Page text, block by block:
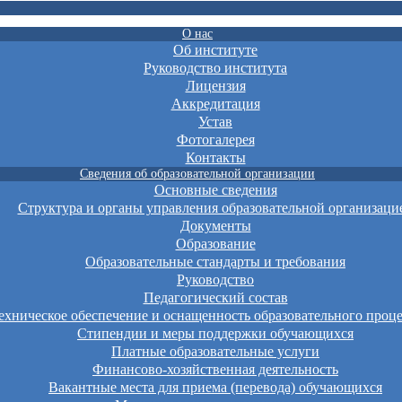
О нас
Об институте
Руководство института
Лицензия
Аккредитация
Устав
Фотогалерея
Контакты
Сведения об образовательной организации
Основные сведения
Структура и органы управления образовательной
Документы
Образование
Образовательные стандарты и требования
Руководство
Педагогический состав
обеспечение и оснащенность образовательного
Стипендии и меры поддержки обучающихся
Платные образовательные услуги
Финансово-хозяйственная деятельность
Вакантные места для приема (перевода) обучающихся